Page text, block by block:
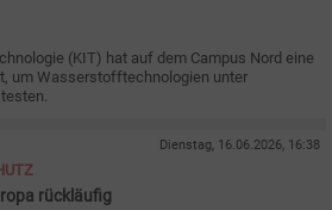
(KIT) hat auf dem Campus Nord eine
um Wasserstofftechnologien unter
Dienstag, 16.06.2026, 16:38
rückläufig